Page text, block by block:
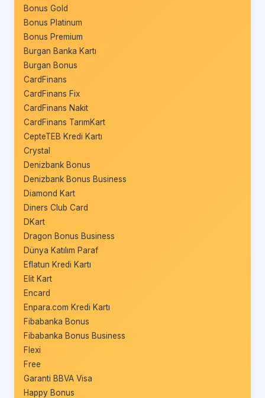
Bonus Gold
Bonus Platinum
Bonus Premium
Burgan Banka Kartı
Burgan Bonus
CardFinans
CardFinans Fix
CardFinans Nakit
CardFinans TarımKart
CepteTEB Kredi Kartı
Crystal
Denizbank Bonus
Denizbank Bonus Business
Diamond Kart
Diners Club Card
DKart
Dragon Bonus Business
Dünya Katılım Paraf
Eflatun Kredi Kartı
Elit Kart
Encard
Enpara.com Kredi Kartı
Fibabanka Bonus
Fibabanka Bonus Business
Flexi
Free
Garanti BBVA Visa
Happy Bonus